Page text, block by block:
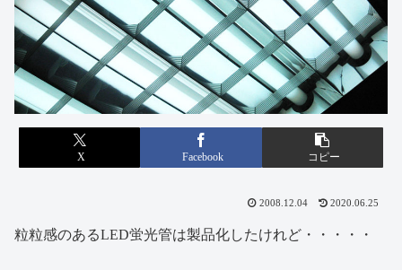
X Facebook コピー
2008.12.04 2020.06.25
粒粒感のあるLED蛍光管は製品化したけれど・・・・・